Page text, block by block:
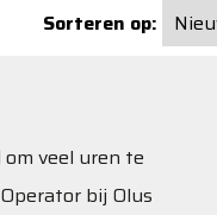
Sorteren op:
veel uren te
bij Olus